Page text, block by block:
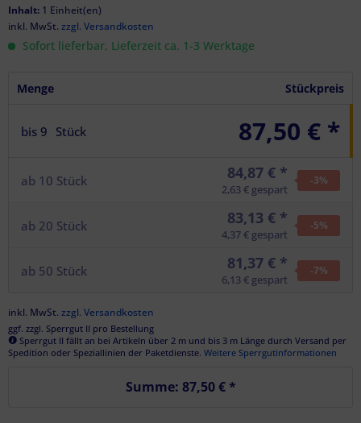
Inhalt: 1 Einheit(en)
inkl. MwSt. zzgl. Versandkosten
Sofort lieferbar, Lieferzeit ca. 1-3 Werktage
Menge Stückpreis
bis 9 Stück 87,50 € *
ab 10 Stück 84,87 € *
2,63 € gespart
-3%
ab 20 Stück 83,13 € *
4,37 € gespart
-5%
ab 50 Stück 81,37 € *
6,13 € gespart
-7%
inkl. MwSt. zzgl. Versandkosten
ggf. zzgl. Sperrgut II pro Bestellung
Sperrgut II fällt an bei Artikeln über 2 m und bis 3 m Länge durch Versand per
Spedition oder Speziallinien der Paketdienste. Weitere Sperrgutinformationen
Summe: 87,50 €*